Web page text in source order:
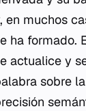
en muchos
ha formado.
actualice y
sobre